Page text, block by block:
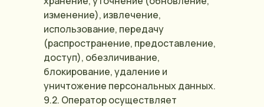
изменение), извлечение,
использование, передачу
(распространение, предоставление,
доступ), обезличивание,
блокирование, удаление и
уничтожение персональных данных.
9.2. Оператор осуществляет